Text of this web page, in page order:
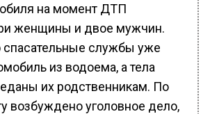
на момент ДТП
женщины и двое мужчин.
спасательные службы уже
из водоема, а тела
их родственникам. По
возбуждено уголовное дело,